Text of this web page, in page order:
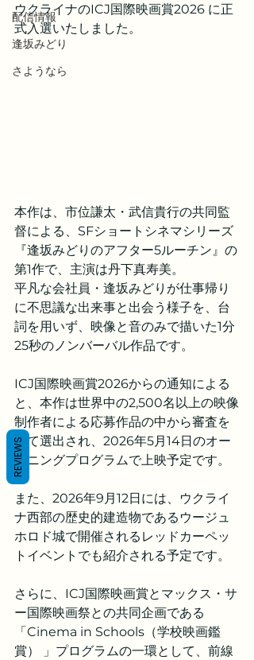
配信情報
逢坂みどり
さようなら
ウクライナのICJ国際映画賞2026 に正
式入選いたしました。
本作は、市位謙太・武信貴行の共同監
督による、SFショートシネマシリーズ
『逢坂みどりのアフター5ルーチン』の
第1作で、主演は丹下真寿美。
平凡な会社員・逢坂みどりが仕事帰り
に不思議な出来事と出会う様子を、台
詞を用いず、映像と音のみで描いた1分
25秒のノンバーバル作品です。
ICJ国際映画賞2026からの通知による
と、本作は世界中の2,500名以上の映像
制作者による応募作品の中から審査を
経て選出され、2026年5月14日のオー
プニングプログラムで上映予定です。
また、2026年9月12日には、ウクライ
ナ西部の歴史的建造物であるウージュ
ホロド城で開催されるレッドカーペッ
トイベントでも紹介される予定です。
さらに、ICJ国際映画賞とマックス・サ
ー国際映画祭との共同企画である
「Cinema in Schools（学校映画鑑
賞） 」プログラムの一環として、前線
REVIEWS